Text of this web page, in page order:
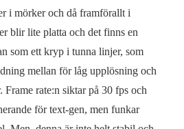
i mörker och då framförallt i
blir lite platta och det finns en
som ett kryp i tunna linjer, som
mellan för låg upplösning och
Frame rate:n siktar på 30 fps och
för text-gen, men funkar